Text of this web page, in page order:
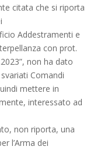
citata che si riporta
Addestramenti e
con prot.
non ha dato
Comandi
mettere in
interessato ad
non riporta, una
l’Arma dei